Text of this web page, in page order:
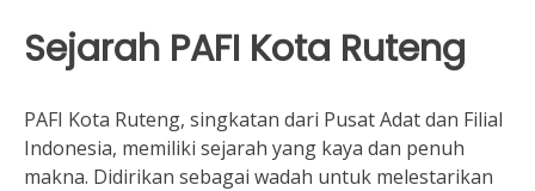
Sejarah PAFI Kota Ruteng
PAFI Kota Ruteng, singkatan dari Pusat Adat dan Filial
Indonesia, memiliki sejarah yang kaya dan penuh
makna. Didirikan sebagai wadah untuk melestarikan